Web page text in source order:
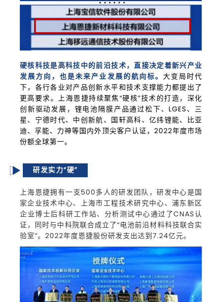
硬核科技是高科技中的前沿技术，直接决定着新兴产业
发展方向，也是未来产业发展的航向标。 大变局时代
下，各行各业对产品创新水平和技术支撑能力都提出了
更高要求。上海恩捷持续聚焦“硬核”技术的打造，深化
创新驱动发展，锂电池隔膜产品通过松下、LGES、三
星、宁德时代、中创新航、国轩高科、亿纬锂能、比亚
迪、孚能、力神等国内外顶尖客户认证 ， 2022年度市场
份额全球第一。
研发实力“硬”
上海恩捷拥有一支500多人的研发团队，研发中心是国
家企业技术中心、上海市工程技术研究中心、浦东新区
企业博士后科研工作站、分析测试中心通过了CNAS认
证，同时与中科院联合成立了“电池前沿材料科技联合实
验室”。2022年度恩捷股份研发支出达到7.24亿元。